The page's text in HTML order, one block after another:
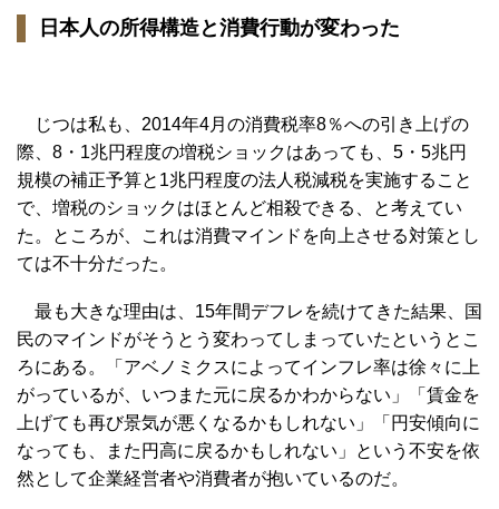
日本人の所得構造と消費行動が変わった
じつは私も、2014年4月の消費税率8％への引き上げの
際、8・1兆円程度の増税ショックはあっても、5・5兆円
規模の補正予算と1兆円程度の法人税減税を実施すること
で、増税のショックはほとんど相殺できる、と考えてい
た。ところが、これは消費マインドを向上させる対策とし
ては不十分だった。
最も大きな理由は、15年間デフレを続けてきた結果、国
民のマインドがそうとう変わってしまっていたというとこ
ろにある。「アベノミクスによってインフレ率は徐々に上
がっているが、いつまた元に戻るかわからない」「賃金を
上げても再び景気が悪くなるかもしれない」「円安傾向に
なっても、また円高に戻るかもしれない」という不安を依
然として企業経営者や消費者が抱いているのだ。